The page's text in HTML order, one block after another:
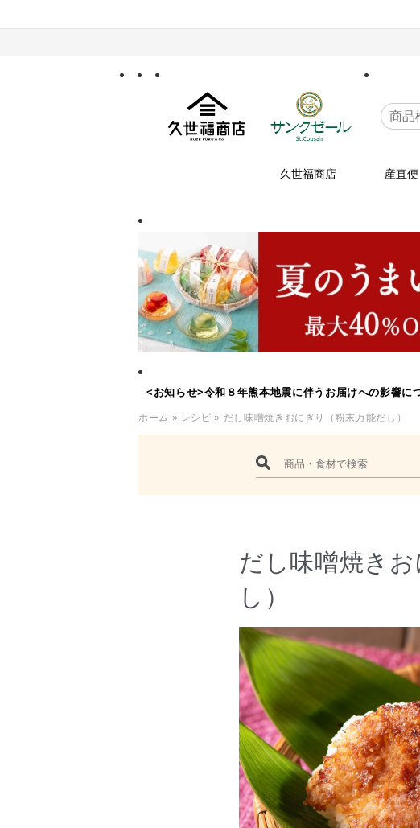
久世福商店 産直便
<お知らせ>令和８年熊本地震に伴うお届けへの影響に
ホーム » レシピ » だし味噌焼きおにぎり（粉末万能だし）
だし味噌焼き
し）